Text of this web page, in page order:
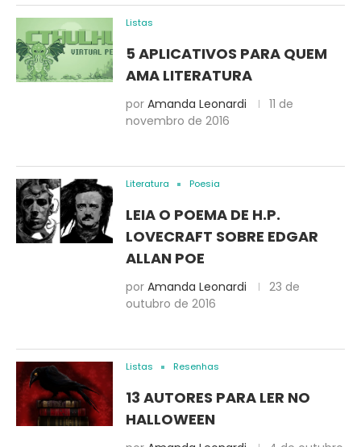
Listas
5 APLICATIVOS PARA QUEM
AMA LITERATURA
por Amanda Leonardi
11 de
novembro de 2016
Literatura Poesia
LEIA O POEMA DE H.P.
LOVECRAFT SOBRE EDGAR
ALLAN POE
por Amanda Leonardi
23 de
outubro de 2016
Listas Resenhas
13 AUTORES PARA LER NO
HALLOWEEN